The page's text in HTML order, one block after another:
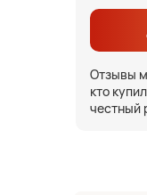
Отзывы
кто
честный